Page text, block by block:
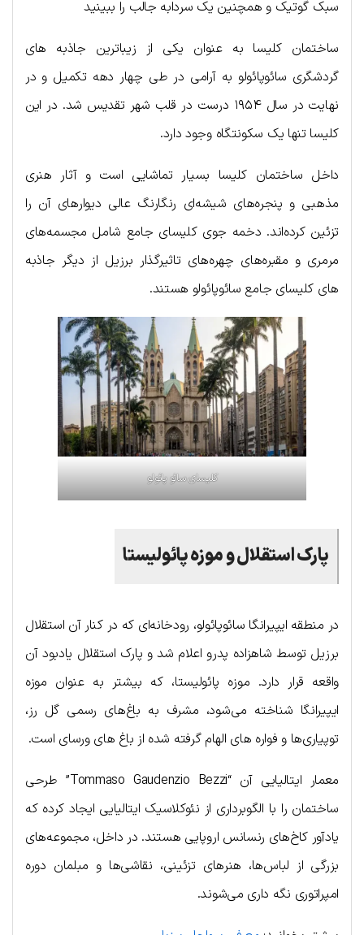
سبک گوتیک و همچنین یک سردابه جالب را ببینید
ساختمان کلیسا به عنوان یکی از زیباترین جاذبه های
گردشگری سائوپائولو به آرامی در طی چهار دهه تکمیل و در
نهایت در سال ۱۹۵۴ درست در قلب شهر تقدیس شد. در این
کلیسا تنها یک سکونتگاه وجود دارد.
داخل ساختمان کلیسا بسیار تماشایی است و آثار هنری
مذهبی و پنجره‌های شیشه‌ای رنگارنگ عالی دیوارهای آن را
تزئین کرده‌اند. دخمه جوی کلیسای جامع شامل مجسمه‌های
مرمری و مقبره‌های چهره‌های تاثیرگذار برزیل از دیگر جاذبه
های کلیسای جامع سائوپائولو هستند.
کلیسای سائو پائولو
پارک استقلال و موزه پائولیستا
در منطقه ایپیرانگا سائوپائولو، رودخانه‌ای که در کنار آن استقلال
برزیل توسط شاهزاده پدرو اعلام شد و پارک استقلال یادبود آن
واقعه قرار دارد. موزه پائولیستا، که بیشتر به عنوان موزه
ایپیرانگا شناخته می‌شود، مشرف به باغ‌های رسمی گل رز،
توپیاری‌ها و فواره های الهام گرفته شده از باغ های ورسای است.
معمار ایتالیایی آن “Tommaso Gaudenzio Bezzi” طرحی
ساختمان را با الگوبرداری از نئوکلاسیک ایتالیایی ایجاد کرده که
یادآور کاخ‌های رنسانس اروپایی هستند. در داخل، مجموعه‌های
بزرگی از لباس‌ها، هنرهای تزئینی، نقاشی‌ها و مبلمان دوره
امپراتوری نگه داری می‌شوند.